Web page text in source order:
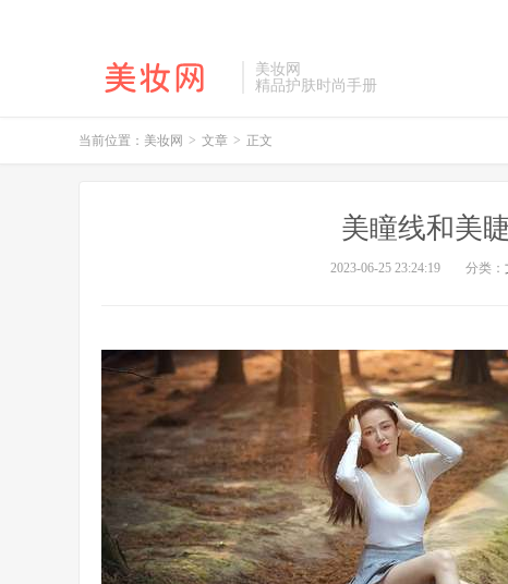
美妆网
精品护肤时尚手册
当前位置： 美妆网 > 文章 > 正文
美瞳线和美
2023-06-25 23:24:19 分类：